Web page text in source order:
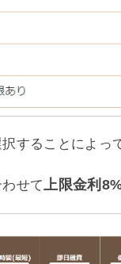
することによっ
せて 上限金利